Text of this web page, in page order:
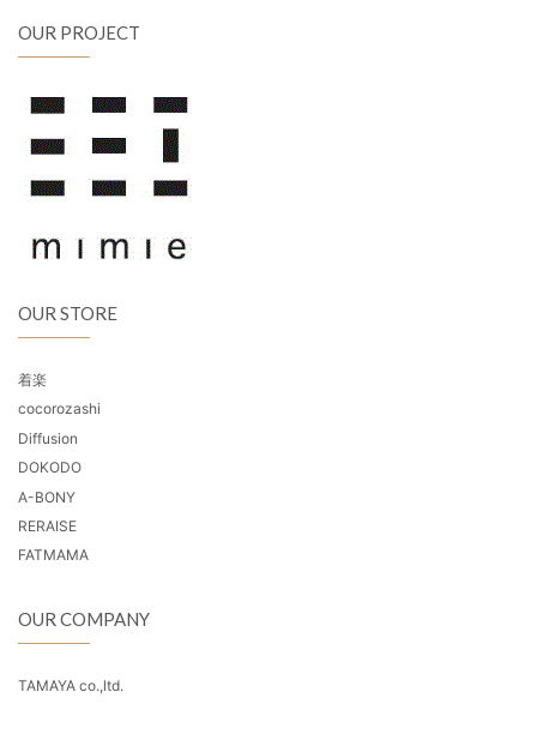
OUR PROJECT
OUR STORE
着楽
cocorozashi
Diffusion
DOKODO
A-BONY
RERAISE
FATMAMA
OUR COMPANY
TAMAYA co.,ltd.